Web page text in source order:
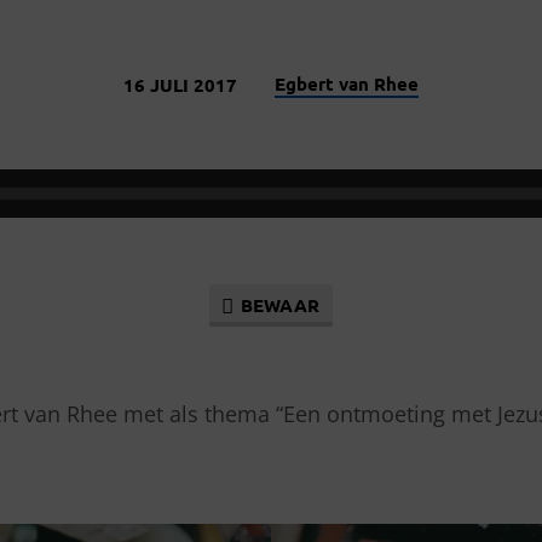
16 JULI 2017 Egbert van Rhee
BEWAAR
van Rhee met als thema “Een ontmoeting met